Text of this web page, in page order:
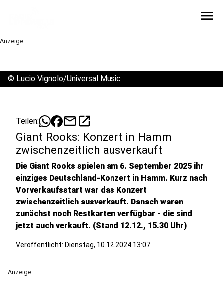
menu
Anzeige
© Lucio Vignolo/Universal Music
Teilen: mailopen_in_new
Giant Rooks: Konzert in Hamm
zwischenzeitlich ausverkauft
Die Giant Rooks spielen am 6. September 2025 ihr
einziges Deutschland-Konzert in Hamm. Kurz nach
Vorverkaufsstart war das Konzert
zwischenzeitlich ausverkauft. Danach waren
zunächst noch Restkarten verfügbar - die sind
jetzt auch verkauft. (Stand 12.12., 15.30 Uhr)
Veröffentlicht: Dienstag, 10.12.2024 13:07
Anzeige